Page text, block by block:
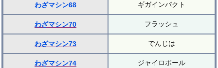
わざマシン68 ギガインパクト
わざマシン70 フラッシュ
わざマシン73 でんじは
わざマシン74 ジャイロボール